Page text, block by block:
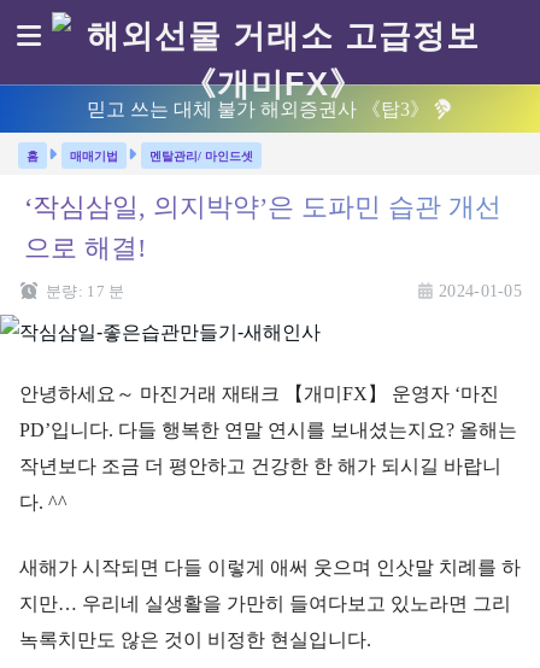
믿고 쓰는 대체 불가 해외증권사 《탑3》
매매기법 멘탈관리/ 마인드셋
‘작심삼일, 의지박약’은 도파민 습관 개선
으로 해결!
2024-01-05
분량: 17 분
안녕하세요～ 마진거래 재태크 【개미FX】 운영자 ‘마진
PD’입니다. 다들 행복한 연말 연시를 보내셨는지요? 올해는
작년보다 조금 더 평안하고 건강한 한 해가 되시길 바랍니
다. ^^
새해가 시작되면 다들 이렇게 애써 웃으며 인삿말 치례를 하
지만… 우리네 실생활을 가만히 들여다보고 있노라면 그리
녹록치만도 않은 것이 비정한 현실입니다.